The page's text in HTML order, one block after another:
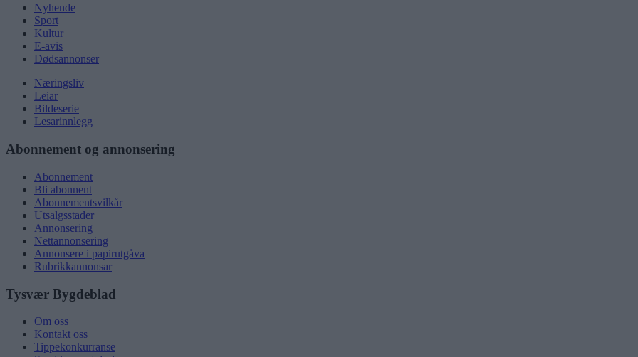
Nyhende
Sport
Kultur
E-avis
Dødsannonser
Næringsliv
Leiar
Bildeserie
Lesarinnlegg
Abonnement og annonsering
Abonnement
Bli abonnent
Abonnementsvilkår
Utsalgsstader
Annonsering
Nettannonsering
Annonsere i papirutgåva
Rubrikkannonsar
Tysvær Bygdeblad
Om oss
Kontakt oss
Tippekonkurranse